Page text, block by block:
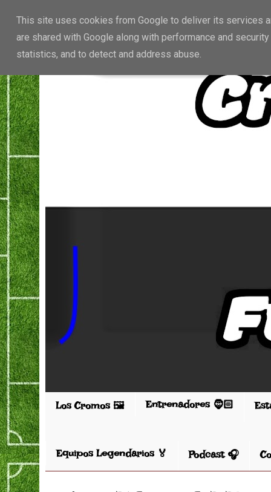
Los Cromos 🖼️ Entrenadores 🧔🏻
Equipos Legendarios 🏅 Podcast 🎧
This site uses cookies from Google to deliver its services
are shared with Google along with performance and
statistics, and to detect and address abuse.